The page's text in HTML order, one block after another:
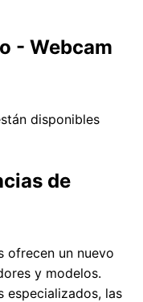
- Webcam
disponibles
de
ofrecen un nuevo
y modelos.
especializados, las